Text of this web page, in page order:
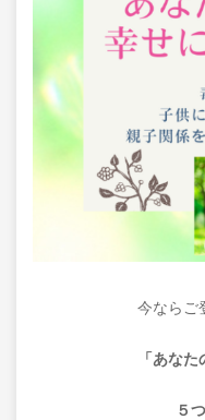
今ならご
「あな
５